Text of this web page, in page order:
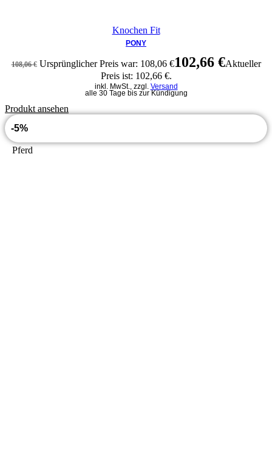
Knochen Fit
PONY
108,06€ Ursprünglicher Preis war: 108,06 €102,66 €Aktueller
Preis ist: 102,66 €.
inkl. MwSt., zzgl. Versand
alle 30 Tage bis zur Kündigung
Produkt ansehen
-5%
Pferd